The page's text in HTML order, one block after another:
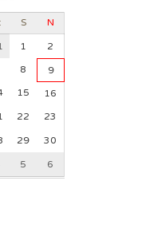
S N
1 2
8
9
15 16
22 23
29 30
5 6